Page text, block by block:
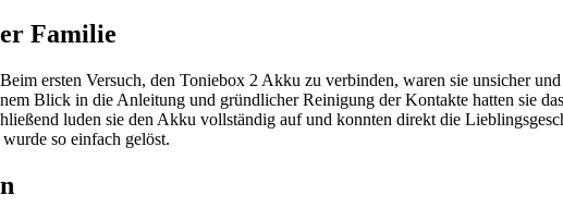
Familie
ersten Versuch, den Toniebox 2 Akku zu verbinden, waren sie unsicher
Blick in die Anleitung und gründlicher Reinigung der Kontakte hatten sie
luden sie den Akku vollständig auf und konnten direkt die
so einfach gelöst.